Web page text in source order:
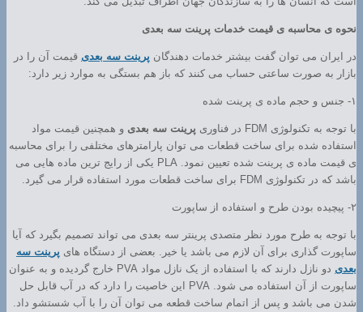
نحوه ی محاسبه ی قیمت خدمات پرینت سه بعدی
در ایران می توان گفت بیشتر خدمات دهندگان پرینت سه بعدی قیمت آن را در
بازار به صورت ساعتی حساب می کنند که باز هم بستگی به موارد زیر دارد:
۱- جنس و حجم ماده ی پرینت شده
با توجه به تکنولوژی FDM در فناوری پرینت سه بعدی و همچنین قیمت مواد
استفاده شده برای ساخت قطعات می توان پارامترهای مختلفی را برای محاسبه
ی قیمت ماده ی پرینت شده تعیین نمود. PLA یکی از رایج ترین ماده هایی می
باشد که در تکنولوژی FDM برای ساخت قطعات مورد استفاده قرار می گیرد.
۲- پیچیده بودن طرح و استفاده از ساپورت
با توجه به طرح مورد نظر متصدی پرینتر سه بعدی می تواند تصمیم بگیرد که آیا
ساپورت گذاری برای آن لازم می باشد یا خیر. بعضی از دستگاه های پرینت سه
بعدی
دو نازل دارند که با استفاده از یک نازل مواد PVA خارج گردیده و به عنوان
ساپورت از آن استفاده می شود. PVA این خاصیت را دارد که در آب قابل حل
شدن می باشد و پس از اتمام ساخت قطعه می توان آن را با آب شستشو داد.